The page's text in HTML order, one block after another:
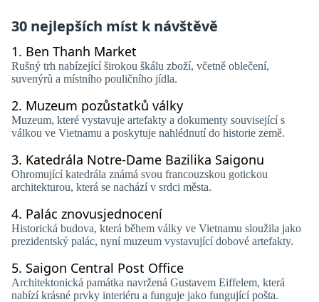
30 nejlepších míst k návštěvě
1. Ben Thanh Market
Rušný trh nabízející širokou škálu zboží, včetně oblečení,
suvenýrů a místního pouličního jídla.
2. Muzeum pozůstatků války
Muzeum, které vystavuje artefakty a dokumenty související s
válkou ve Vietnamu a poskytuje nahlédnutí do historie země.
3. Katedrála Notre-Dame Bazilika Saigonu
Ohromující katedrála známá svou francouzskou gotickou
architekturou, která se nachází v srdci města.
4. Palác znovusjednocení
Historická budova, která během války ve Vietnamu sloužila jako
prezidentský palác, nyní muzeum vystavující dobové artefakty.
5. Saigon Central Post Office
Architektonická památka navržená Gustavem Eiffelem, která
nabízí krásné prvky interiéru a funguje jako fungující pošta.